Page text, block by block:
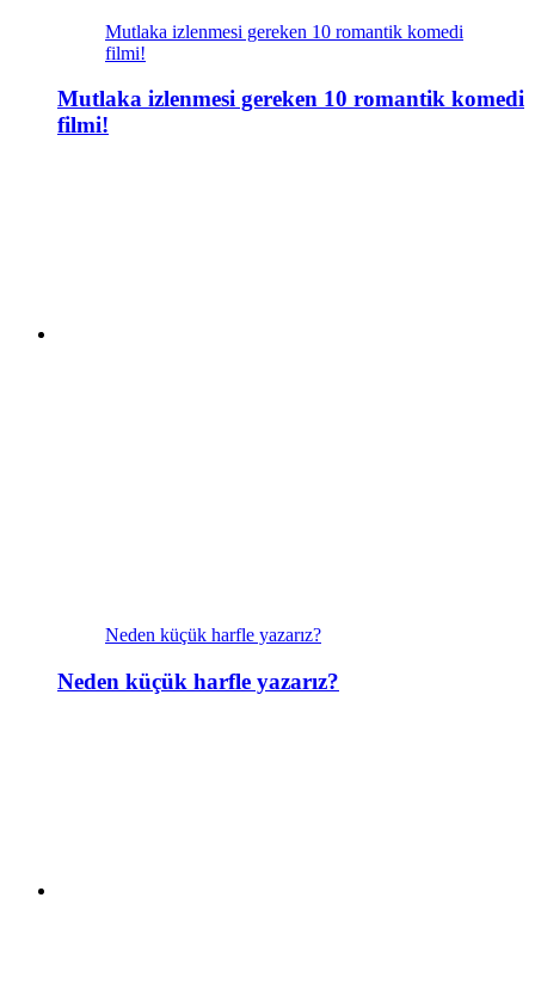
Mutlaka izlenmesi gereken 10 romantik komedi
filmi!
Mutlaka izlenmesi gereken 10 romantik komedi
filmi!
Neden küçük harfle yazarız?
Neden küçük harfle yazarız?